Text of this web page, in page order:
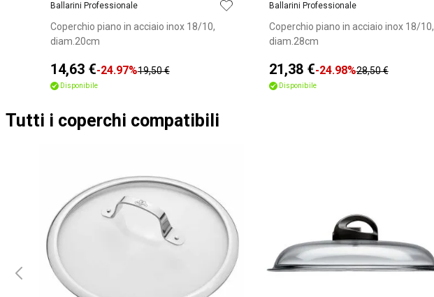
Ballarini Professionale
Coperchio piano in acciaio inox 18/10,
diam.20cm
14,63 € 19,50 €
-24.97%
Disponibile
Ballarini Professionale
Coperchio piano in acciaio inox 18/10,
diam.28cm
21,38 € 28,50 €
-24.98%
Disponibile
Tutti i coperchi compatibili